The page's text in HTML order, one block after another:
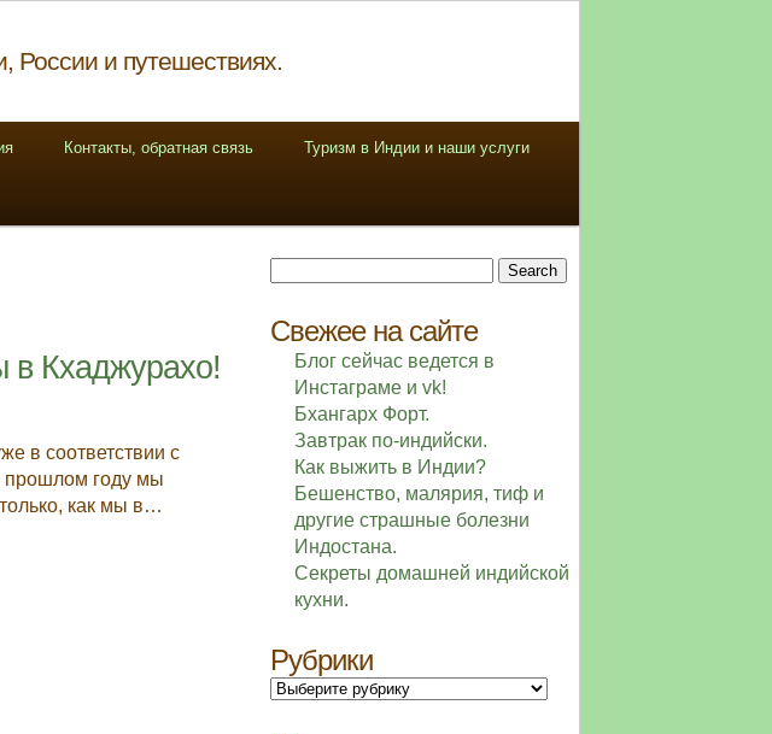
России и путешествиях.
Контакты, обратная связь Туризм в Индии и наши услуги
в Кхаджурахо!
в соответствии с
прошлом году мы
как мы в…
for:
Свежее на сайте
Блог сейчас ведется в
Инстаграме и vk!
Бхангарх Форт.
Завтрак по-индийски.
Как выжить в Индии?
Бешенство, малярия, тиф и
другие страшные болезни
Индостана.
Секреты домашней индийской
кухни.
Рубрики
Рубрики